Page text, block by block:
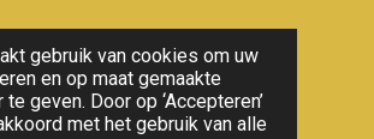
gebruik van cookies om uw
en op maat gemaakte
geven. Door op ‘Accepteren’
met het gebruik van alle
overloon nieuws